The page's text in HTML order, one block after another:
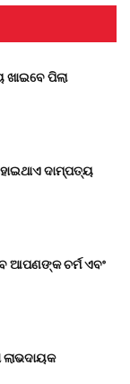
ପିଲା
ଦାମ୍ପତ୍ୟ
ଆପଣଙ୍କ ଚର୍ମ ଏବଂ
ଲାଭଦାୟକ